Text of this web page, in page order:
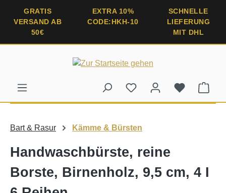
springen
GRATIS
VERSAND AB
50€
EXTRA 10%
CODE:HKH-10
SCHNELLE
LIEFERUNG
MIT DHL
Bart & Rasur Kämme & Bürsten
Handwaschbürste, reine
Borste, Birnenholz, 9,5 cm, 4 I